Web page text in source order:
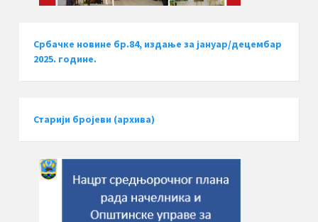
Србачке новине бр.84, издање за јануар/децембар
2025. године.
Старији бројеви (архива)